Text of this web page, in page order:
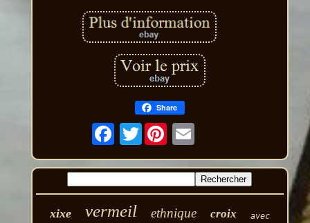
Share
Twitter
xixe vermeil ethnique croix avec